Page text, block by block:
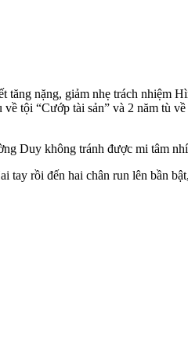
tăng nặng, giảm nhẹ trách
tội “Cướp tài sản” và 2 năm tù
Duy không tránh được mi tâm
rồi đến hai chân run lên bần